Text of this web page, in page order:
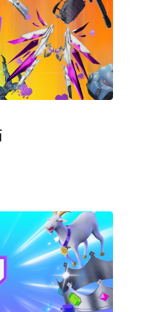
QoUX 之旅 發佈 - Jun